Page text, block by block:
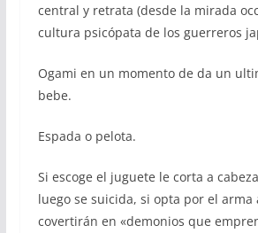
central y retrata (desde la mirada
cultura psicópata de los guerreros
Ogami en un momento de da un
bebe.
Espada o pelota.
Si escoge el juguete le corta a
luego se suicida, si opta por el arma
covertirán en «demonios que